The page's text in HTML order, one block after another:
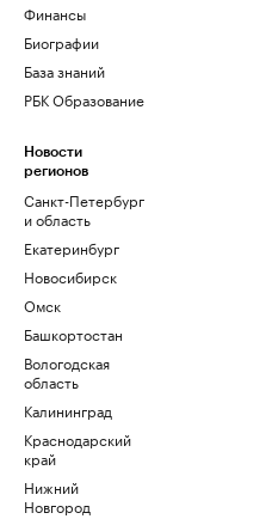
Финансы
Биографии
База знаний
РБК Образование
Новости
регионов
Санкт-Петербург
и область
Екатеринбург
Новосибирск
Омск
Башкортостан
Вологодская
область
Калининград
Краснодарский
край
Нижний
Новгород